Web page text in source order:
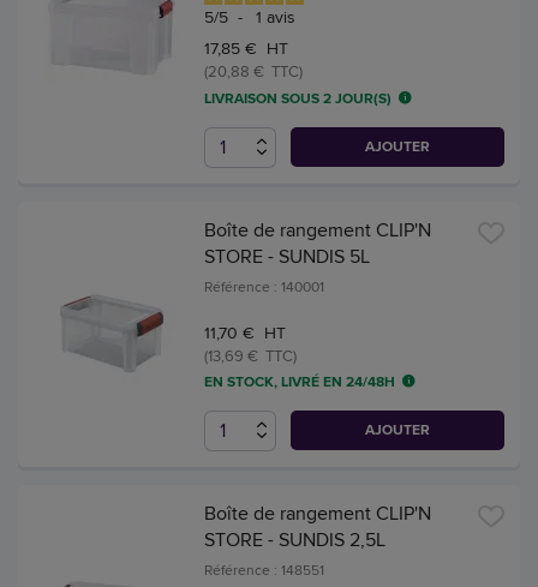
5/5 - 1 avis
17,85 € HT
(20,88 € TTC)
LIVRAISON SOUS 2 JOUR(S)
AJOUTER
Boîte de rangement CLIP'N
STORE - SUNDIS 5L
Référence : 140001
11,70 € HT
(13,69 € TTC)
EN STOCK, LIVRÉ EN 24/48H
AJOUTER
Boîte de rangement CLIP'N
STORE - SUNDIS 2,5L
Référence : 148551